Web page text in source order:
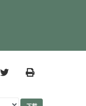
TwitterPrint